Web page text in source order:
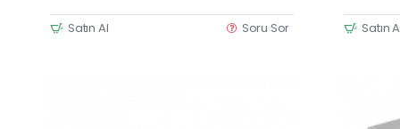
Satın Al Soru Sor Satın